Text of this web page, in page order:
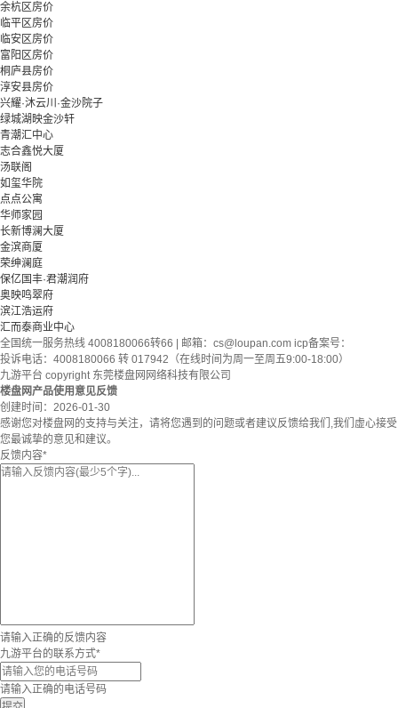
余杭区房价
临平区房价
临安区房价
富阳区房价
桐庐县房价
淳安县房价
兴耀·沐云川·金沙院子
绿城湖映金沙轩
青潮汇中心
志合鑫悦大厦
汤联阁
如玺华院
点点公寓
华师家园
长新博澜大厦
金滨商厦
荣绅澜庭
保亿国丰·君潮润府
奥映鸣翠府
滨江浩运府
汇而泰商业中心
全国统一服务热线 4008180066转66 | 邮箱： cs@loupan.com icp备案号：
投诉电话：4008180066 转 017942（在线时间为周一至周五9:00-18:00）
九游平台 copyright 东莞楼盘网网络科技有限公司
楼盘网产品使用意见反馈
创建时间： 2026-01-30
感谢您对楼盘网的支持与关注，请将您遇到的问题或者建议反馈给我们,我们虚心接受
您最诚挚的意见和建议。
反馈内容*
请输入正确的反馈内容
九游平台的联系方式*
请输入正确的电话号码